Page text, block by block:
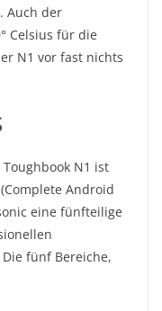
Auch der
Celsius für die
N1 vor fast nichts
N1 ist
Android
eine fünfteilige
fünf Bereiche,